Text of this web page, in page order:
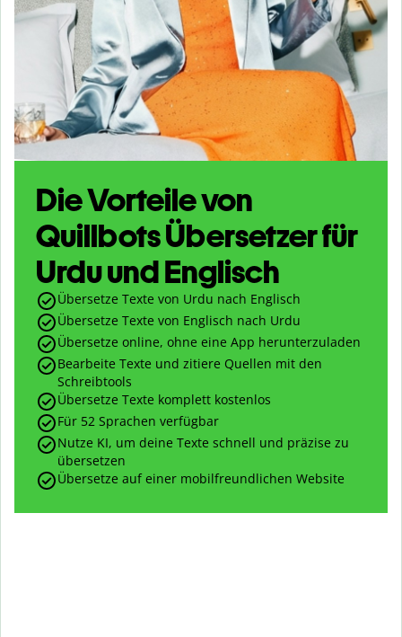
Die Vorteile von
Quillbots Übersetzer für
Urdu und Englisch
Übersetze Texte von Urdu nach Englisch
Übersetze Texte von Englisch nach Urdu
Übersetze online, ohne eine App herunterzuladen
Bearbeite Texte und zitiere Quellen mit den
Schreibtools
Übersetze Texte komplett kostenlos
Für 52 Sprachen verfügbar
Nutze KI, um deine Texte schnell und präzise zu
übersetzen
Übersetze auf einer mobilfreundlichen Website